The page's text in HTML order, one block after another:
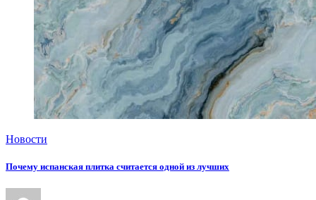
Новости
Почему испанская плитка считается одной из лучших